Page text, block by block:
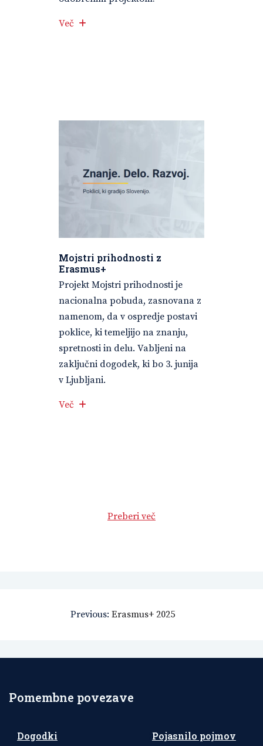
Več
Mojstri prihodnosti z
Erasmus+
Projekt Mojstri prihodnosti je
nacionalna pobuda, zasnovana z
namenom, da v ospredje postavi
poklice, ki temeljijo na znanju,
spretnosti in delu. Vabljeni na
zaključni dogodek, ki bo 3. junija
v Ljubljani.
Več
Preberi več
NavigacijaPrevious: Erasmus+ 2025
Pomembne povezave
Dogodki
Pojasnilo pojmov